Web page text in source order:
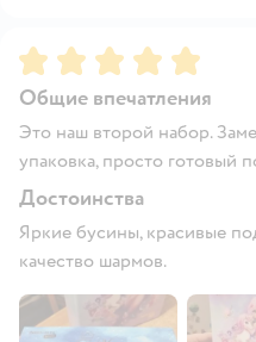
Рейтинг:5
Общие впечатления
Это наш второй набор.
упаковка, просто готовый
Достоинства
Яркие бусины, красивые
качество шармов.